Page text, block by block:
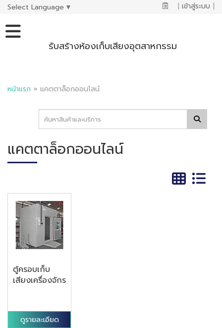
Select Language ▼ | เข้าสู่ระบบ |
รับสร้างห้องเก็บเสียงอุตสาหกรรม
หน้าแรก » แคตตาล็อกออนไลน์
แคตตาล็อกออนไลน์
ตู้ครอบเก็บ
เสียงเครื่องจักร
ดูรายละเอียด